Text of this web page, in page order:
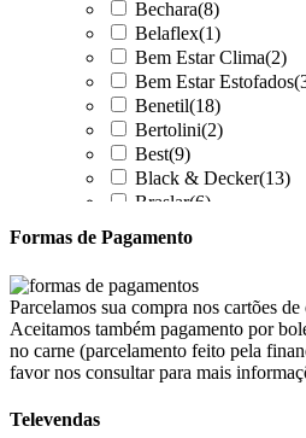
Bechara(8)
Belaflex(1)
Bem Estar Clima(2)
Bem Estar Estofados
Benetil(18)
Bertolini(2)
Best(9)
Black & Decker(13)
Braslar(6)
Britânia
Cairu(7)
Canaã Moveis (0)
Canaã Móveis(2)
Carioca Móveis(8)
Formas de Pagamento
Parcelamos sua compra nos cartões de
Aceitamos também pagamento por
no carne (parcelamento feito pela
favor nos consultar para mais
Televendas